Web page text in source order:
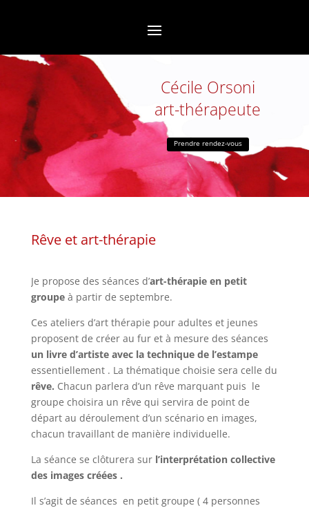
Cécile Orsoni
art-thérapeute
Prendre rendez-vous
Rêve et art-thérapie
Je propose des séances d’art-thérapie en petit
groupeà partir de septembre.
Ces ateliers d’art thérapie pour adultes et jeunes
proposent de créer au fur et à mesure des séances
un livre d’artiste avec la technique de l’estampe
essentiellement . La thématique choisie sera celle du
rêve. Chacun parlera d’un rêve marquant puis le
groupe choisira un rêve qui servira de point de
départ au déroulement d’un scénario en images,
chacun travaillant de manière individuelle.
La séance se clôturera sur l’interprétation collective
des images créées .
Il s’agit de séances en petit groupe ( 4 personnes